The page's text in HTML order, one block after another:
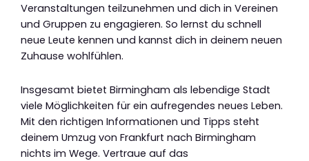
Veranstaltungen teilzunehmen und dich in Vereinen
und Gruppen zu engagieren. So lernst du schnell
neue Leute kennen und kannst dich in deinem neuen
Zuhause wohlfühlen.
Insgesamt bietet Birmingham als lebendige Stadt
viele Möglichkeiten für ein aufregendes neues Leben.
Mit den richtigen Informationen und Tipps steht
deinem Umzug von Frankfurt nach Birmingham
nichts im Wege. Vertraue auf das